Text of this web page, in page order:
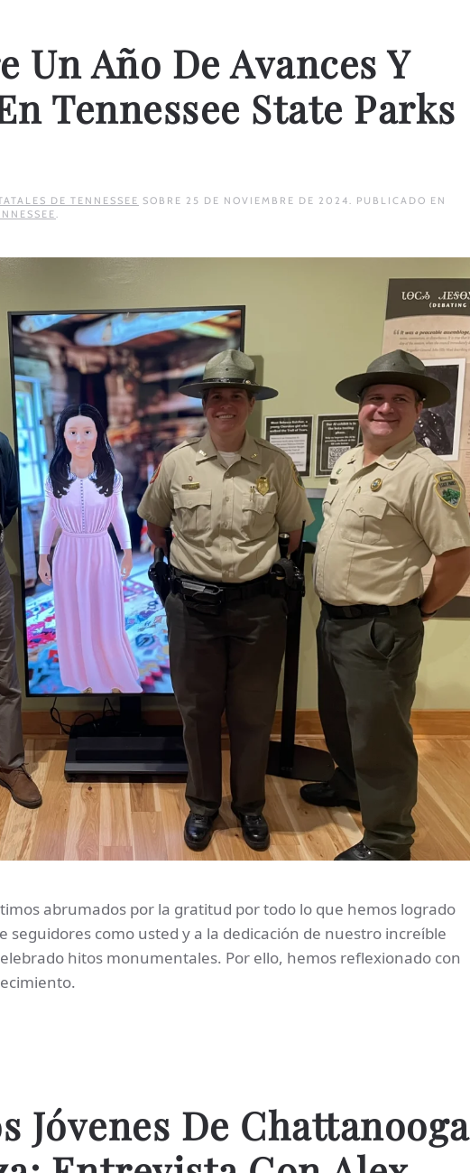
Un Año De Avances Y
Tennessee State Parks
DE TENNESSEE SOBRE 25 DE NOVIEMBRE DE 2024. PUBLICADO EN
.
abrumados por la gratitud por todo lo que hemos logrado
seguidores como usted y a la dedicación de nuestro increíble
hitos monumentales. Por ello, hemos reflexionado con
Jóvenes De Chattanooga